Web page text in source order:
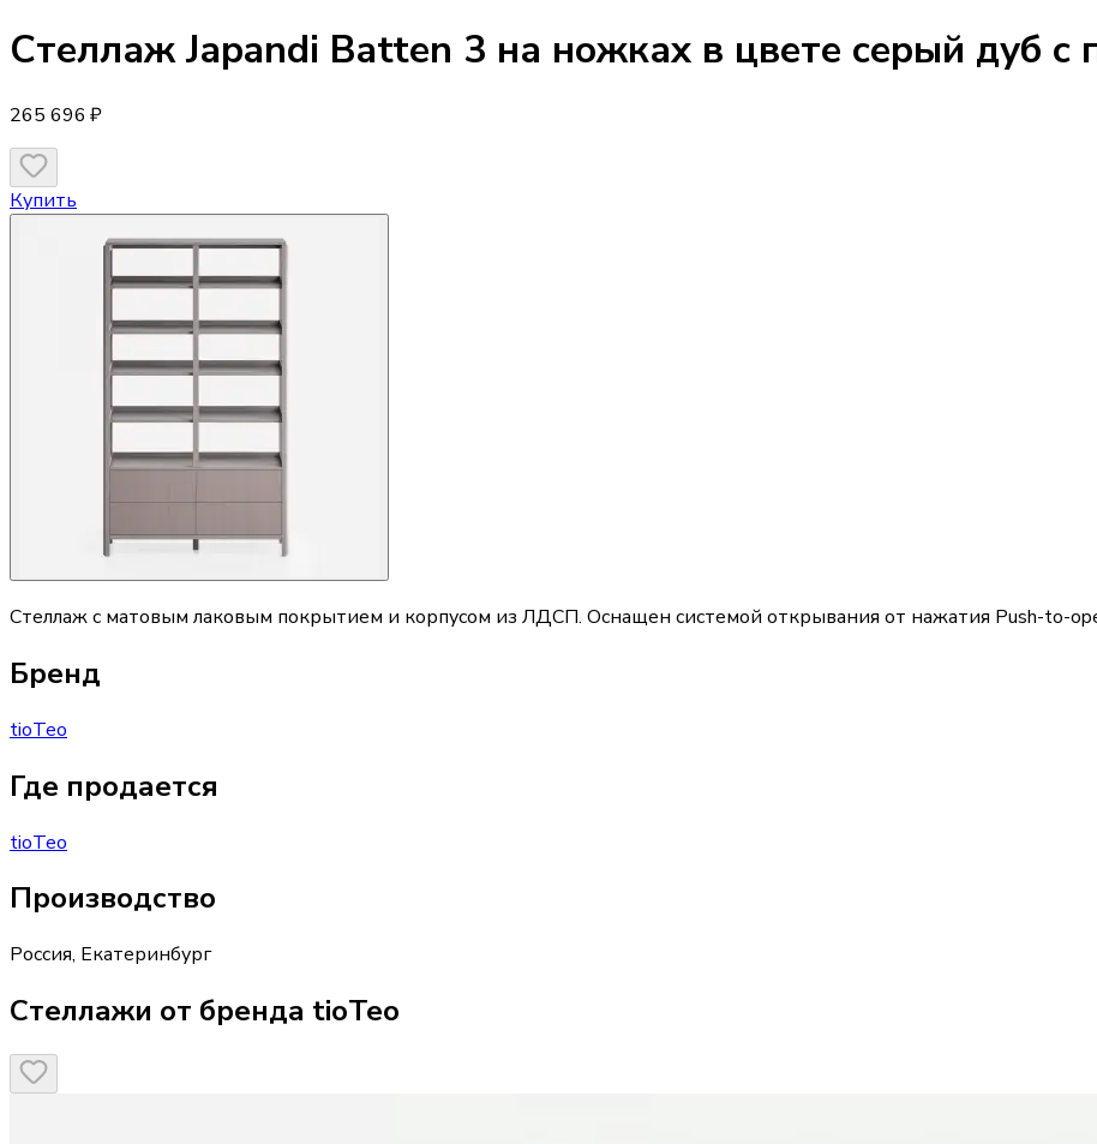
Стеллаж Japandi Batten 3 на ножках в цвете серый дуб с
265 696 ₽
Купить
Стеллаж с матовым лаковым покрытием и корпусом из ЛДСП. Оснащен системой открывания от нажатия Push-to-
Бренд
tioTeo
Где продается
tioTeo
Производство
Россия, Екатеринбург
Стеллажи от бренда tioTeo